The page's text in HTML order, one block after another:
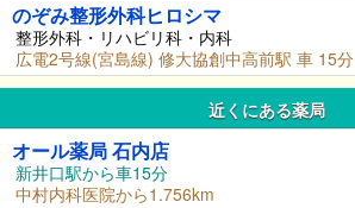
のぞみ整形外科ヒロシマ
整形外科・リハビリ科・内科
広電2号線(宮島線) 修大協創中高前駅 車 15分
近くにある薬局
オール薬局 石内店
新井口駅から車15分
中村内科医院から1.756km